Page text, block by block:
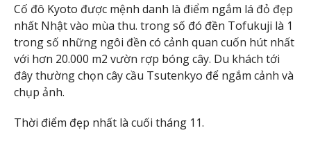
Cố đô Kyoto được mệnh danh là điểm ngắm lá đỏ đẹp
nhất Nhật vào mùa thu. trong số đó đền Tofukuji là 1
trong số những ngôi đền có cảnh quan cuốn hút nhất
với hơn 20.000 m2 vườn rợp bóng cây. Du khách tới
đây thường chọn cây cầu Tsutenkyo để ngắm cảnh và
chụp ảnh.
Thời điểm đẹp nhất là cuối tháng 11.